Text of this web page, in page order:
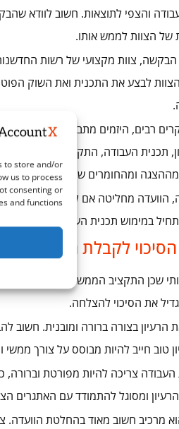
to store and/or
us to process
consenting or
and functions.
והצפי לתוצאות. חשוב לוודא
של הצוות לממש אותו.
צוות מקצועי של רשות
לבצע את התכנית ואת השוק
רבים, היזמים מתבקשים להציג את
תכנית העבודה, התקציב הצפוי
ומהחומרים שנמסרו.
מחליטה אם להעניק את המענק
במימוש תכנית העבודה כפי שהוגשה.
לקבלת המענק
שכן התקציב הממשלתי מוגבל ויש
את הסיכוי להצלחה.
הרעיון בצורה ברורה ומובנית.
טוב חייב להיות מבוסס על צורך ממשי
צריכה להיות מפורטת וברורה,
ומסוגל להתמודד עם האתגרים
הוא מרכיב חשוב מאוד בהחלטת הוועדה.